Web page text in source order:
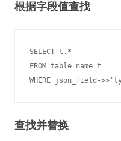
根据字段值查找
SELECT t.*
FROM table_name t
WHERE json_field-
查找并替换